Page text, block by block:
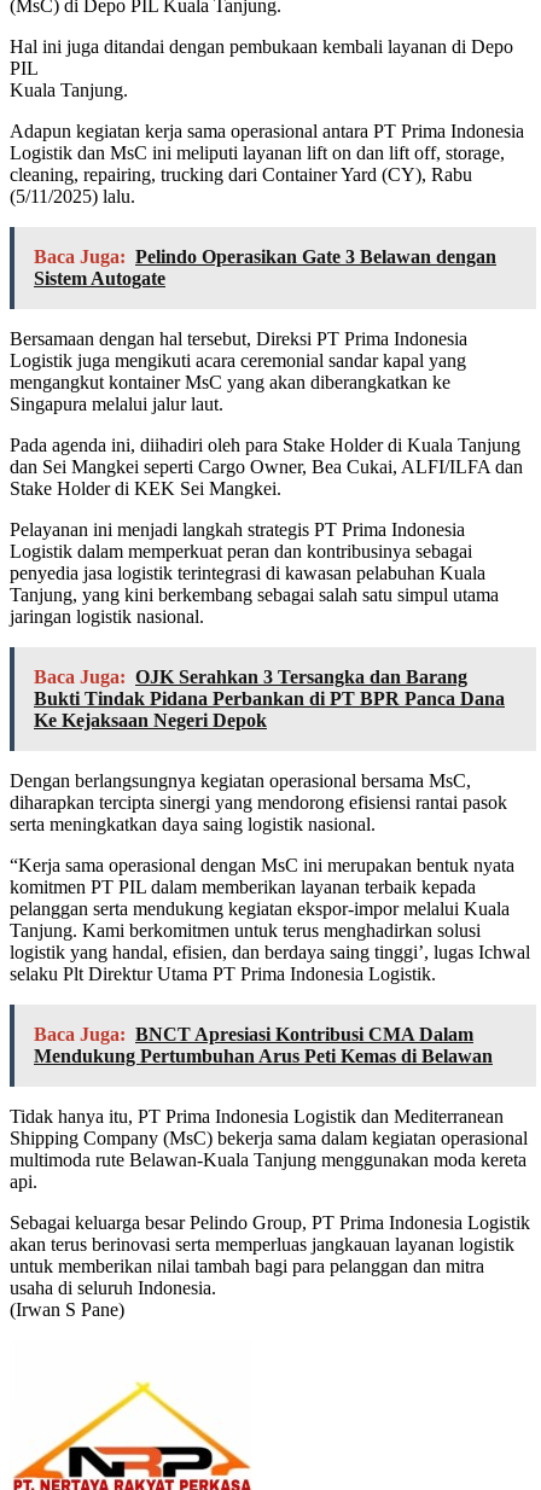
(MsC) di Depo PIL Kuala Tanjung.
Hal ini juga ditandai dengan pembukaan kembali layanan di Depo
PIL
Kuala Tanjung.
Adapun kegiatan kerja sama operasional antara PT Prima Indonesia
Logistik dan MsC ini meliputi layanan lift on dan lift off, storage,
cleaning, repairing, trucking dari Container Yard (CY), Rabu
(5/11/2025) lalu.
Baca Juga: Pelindo Operasikan Gate 3 Belawan dengan
Sistem Autogate
Bersamaan dengan hal tersebut, Direksi PT Prima Indonesia
Logistik juga mengikuti acara ceremonial sandar kapal yang
mengangkut kontainer MsC yang akan diberangkatkan ke
Singapura melalui jalur laut.
Pada agenda ini, diihadiri oleh para Stake Holder di Kuala Tanjung
dan Sei Mangkei seperti Cargo Owner, Bea Cukai, ALFI/ILFA dan
Stake Holder di KEK Sei Mangkei.
Pelayanan ini menjadi langkah strategis PT Prima Indonesia
Logistik dalam memperkuat peran dan kontribusinya sebagai
penyedia jasa logistik terintegrasi di kawasan pelabuhan Kuala
Tanjung, yang kini berkembang sebagai salah satu simpul utama
jaringan logistik nasional.
Baca Juga: OJK Serahkan 3 Tersangka dan Barang
Bukti Tindak Pidana Perbankan di PT BPR Panca Dana
Ke Kejaksaan Negeri Depok
Dengan berlangsungnya kegiatan operasional bersama MsC,
diharapkan tercipta sinergi yang mendorong efisiensi rantai pasok
serta meningkatkan daya saing logistik nasional.
“Kerja sama operasional dengan MsC ini merupakan bentuk nyata
komitmen PT PIL dalam memberikan layanan terbaik kepada
pelanggan serta mendukung kegiatan ekspor-impor melalui Kuala
Tanjung. Kami berkomitmen untuk terus menghadirkan solusi
logistik yang handal, efisien, dan berdaya saing tinggi’, lugas Ichwal
selaku Plt Direktur Utama PT Prima Indonesia Logistik.
Baca Juga: BNCT Apresiasi Kontribusi CMA Dalam
Mendukung Pertumbuhan Arus Peti Kemas di Belawan
Tidak hanya itu, PT Prima Indonesia Logistik dan Mediterranean
Shipping Company (MsC) bekerja sama dalam kegiatan operasional
multimoda rute Belawan-Kuala Tanjung menggunakan moda kereta
api.
Sebagai keluarga besar Pelindo Group, PT Prima Indonesia Logistik
akan terus berinovasi serta memperluas jangkauan layanan logistik
untuk memberikan nilai tambah bagi para pelanggan dan mitra
usaha di seluruh Indonesia.
(Irwan S Pane)